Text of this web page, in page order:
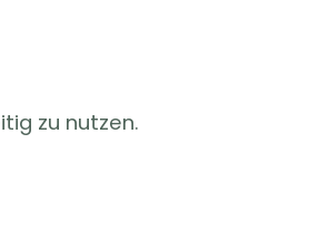
zu nutzen.